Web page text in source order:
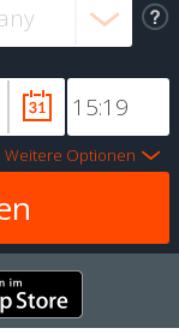
Weitere Optionen